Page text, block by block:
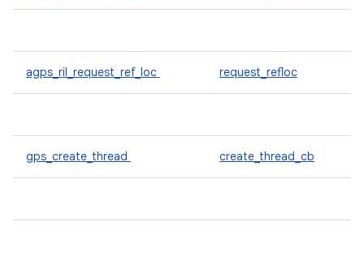
agps_ril_request_ref_loc request_refloc
gps_create_thread create_thread_cb